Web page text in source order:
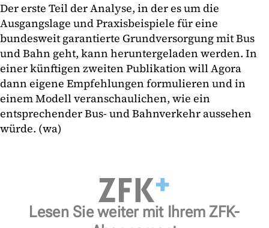
Der erste Teil der Analyse, in der es um die
Ausgangslage und Praxisbeispiele für eine
bundesweit garantierte Grundversorgung mit Bus
und Bahn geht, kann heruntergeladen werden. In
einer künftigen zweiten Publikation will Agora
dann eigene Empfehlungen formulieren und in
einem Modell veranschaulichen, wie ein
entsprechender Bus- und Bahnverkehr aussehen
würde. (wa)
Lesen Sie weiter mit Ihrem ZFK-